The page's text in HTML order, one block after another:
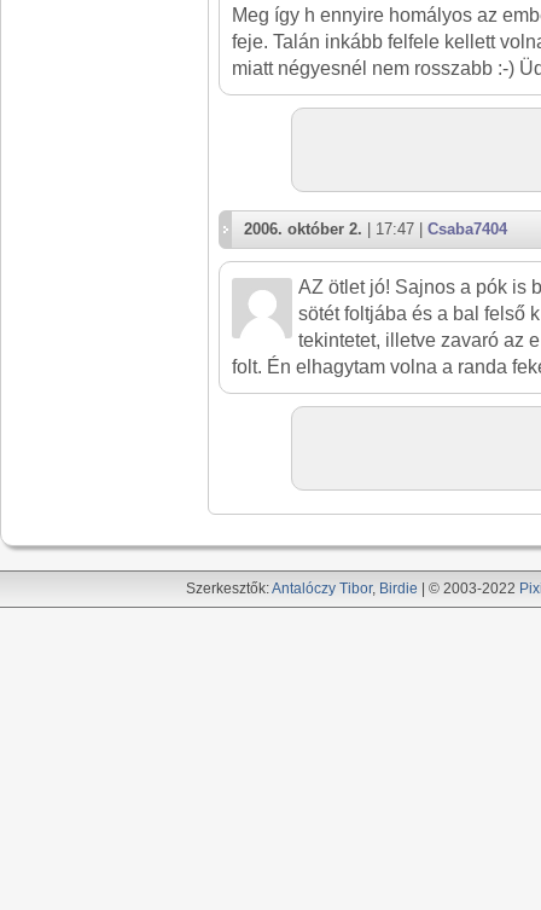
Meg így h ennyire homályos az
feje. Talán inkább felfele kellett
miatt négyesnél nem rosszabb :-)
2006. október 2. | 17:47 | Csaba7404
AZ ötlet jó! Sajnos a pók is
sötét foltjába és a bal felső
tekintetet, illetve zavaró az
folt. Én elhagytam volna a randa
Szerkesztők:Antalóczy Tibor, Birdie | © 2003-2022